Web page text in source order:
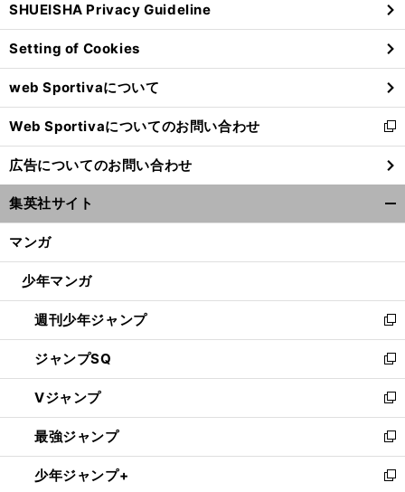
ィ
ン
ド
ウ
で
開
く
SHUEISHA Privacy Guideline
Setting of Cookies
web Sportivaについて
Web Sportivaについてのお問い合わせ
新
し
い
ウ
ィ
ン
ウ
開
く
広告についてのお問い合わせ
集英社サイト
マンガ
少年マンガ
週刊少年ジャンプ
新
し
い
ウ
ィ
ン
ド
ウ
で
ジャンプSQ
新
し
い
ウ
ィ
ン
ド
Vジャンプ
新
し
い
ウ
ィ
最強ジャンプ
新
し
い
少年ジャンプ+
新